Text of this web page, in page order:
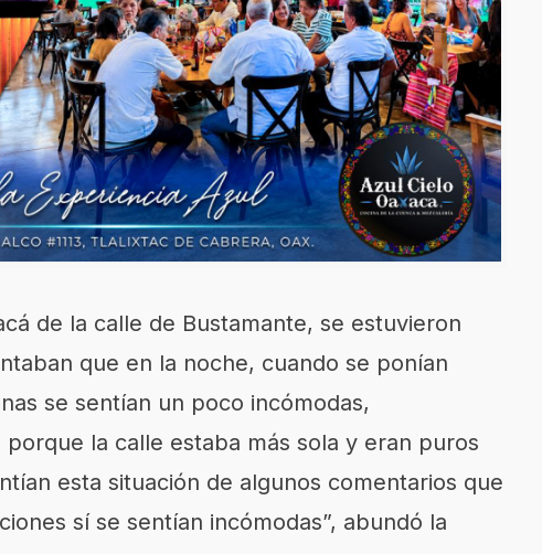
de la calle de Bustamante, se estuvieron
que en la noche, cuando se ponían
se sentían un poco incómodas,
la calle estaba más sola y eran puros
esta situación de algunos comentarios que
sí se sentían incómodas”, abundó la